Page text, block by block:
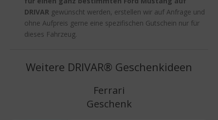
DRIVAR gewünscht werden, erstellen wir auf Anfrage und
ohne Aufpreis gerne eine spezifischen Gutschein nur für
dieses Fahrzeug.
Weitere DRIVAR® Geschenkideen
Ferrari
Geschenk